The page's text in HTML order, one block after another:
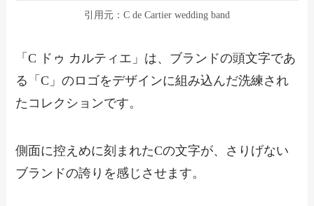
引用元： C de Cartier wedding band
「C ドゥ カルティエ」は、ブランドの頭文字であ
る「C」のロゴをデザインに組み込んだ洗練され
たコレクションです。
側面に控えめに刻まれたCの文字が、さりげない
ブランドの誇りを感じさせます。